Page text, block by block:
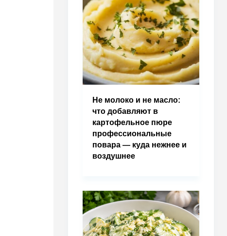
Не молоко и не масло:
что добавляют в
картофельное пюре
профессиональные
повара — куда нежнее и
воздушнее